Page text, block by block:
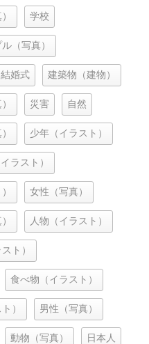
学校
（写真）
結婚式 建築物（建物）
災害 自然
少年（イラスト）
ラスト）
女性（写真）
人物（イラスト）
ト）
食べ物（イラスト）
） 男性（写真）
動物（写真） 日本人